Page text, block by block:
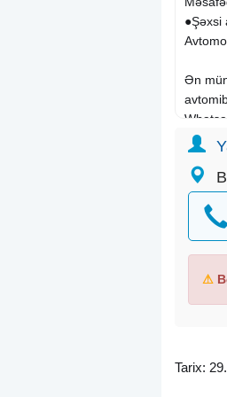
●Şəxsi
Ən
Цена
⚠
Tarix: